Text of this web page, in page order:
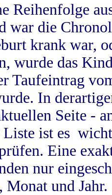
Reihenfolge
war die
krank war,
wurde das
Taufeintrag
In
Seite -
Liste ist es
Eine
nur
Monat und Jahr.